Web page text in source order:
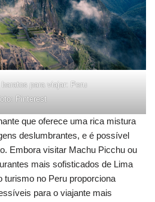
para viajar: Peru
Pinterest
que oferece uma rica mistura
deslumbrantes, e é possível
Embora visitar Machu Picchu ou
mais sofisticados de Lima
turismo no Peru proporciona
para o viajante mais